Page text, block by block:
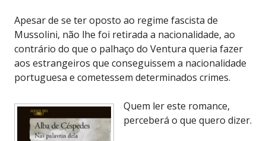
Apesar de se ter oposto ao regime fascista de
Mussolini, não lhe foi retirada a nacionalidade, ao
contrário do que o palhaço do Ventura queria fazer
aos estrangeiros que conseguissem a nacionalidade
portuguesa e cometessem determinados crimes.
Quem ler este romance,
perceberá o que quero dizer.